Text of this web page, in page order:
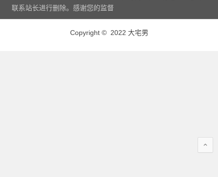
联系站长进行删除。感谢您的监督
Copyright © 2022 大宅男